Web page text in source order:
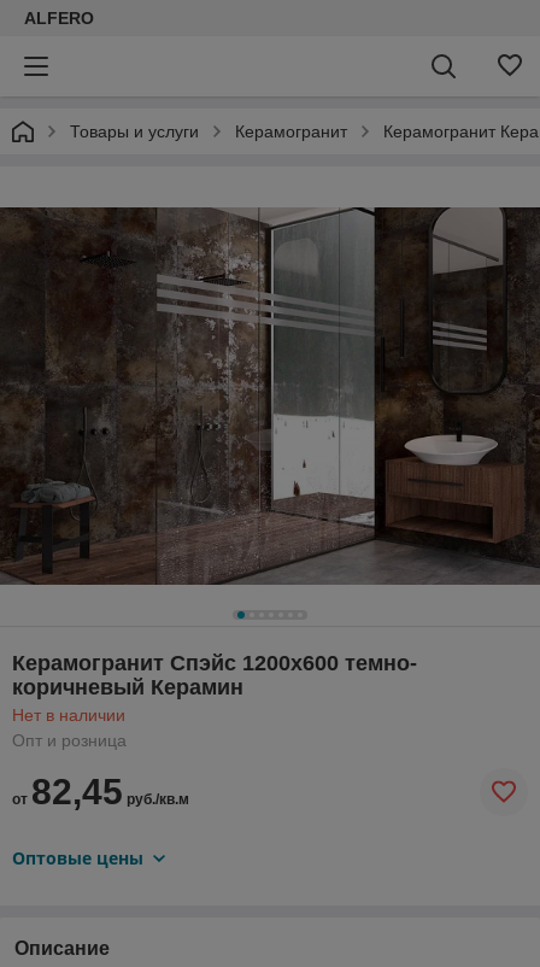
ALFERO
Товары и услуги Керамогранит Керамогранит
Керамогранит Спэйс 1200х600 темно-
коричневый Керамин
Нет в наличии
Опт и розница
от 82,45 руб./кв.м
Оптовые цены
Описание